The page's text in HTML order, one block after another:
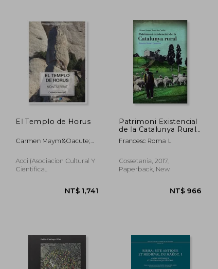
El Templo de Horus
Carmen Maym&Oacute;
Acci (Asociacion Cultural Y
Cientifica
Patrimoni Existencial
de la Catalunya Rural:
I Premi Serret Terra
de Cruïlla: 143 (el
Francesc Roma I
Cossetania, 2017,
Paperback, New